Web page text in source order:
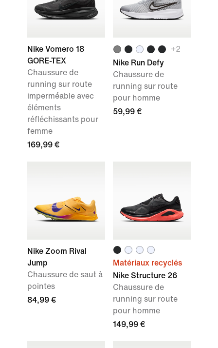
Nike Vomero 18
GORE-TEX
Chaussure de
running sur route
imperméable avec
éléments
réfléchissants pour
femme
169,99 €
+2
Nike Run Defy
Chaussure de
running sur route
pour homme
59,99 €
Nike Zoom Rival
Jump
Chaussure de saut à
pointes
84,99 €
Matériaux recyclés
Nike Structure 26
Chaussure de
running sur route
pour homme
149,99 €